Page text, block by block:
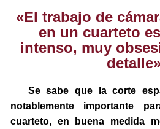
«El trabajo de
en un cuarteto
intenso, muy
Se sabe que la corte
notablemente importante
cuarteto, en buena medida